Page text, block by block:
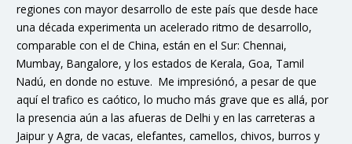
regiones con mayor desarrollo de este país que desde hace
una década experimenta un acelerado ritmo de desarrollo,
comparable con el de China, están en el Sur: Chennai,
Mumbay, Bangalore, y los estados de Kerala, Goa, Tamil
Nadú, en donde no estuve. Me impresiónó, a pesar de que
aquí el trafico es caótico, lo mucho más grave que es allá, por
la presencia aún a las afueras de Delhi y en las carreteras a
Jaipur y Agra, de vacas, elefantes, camellos, chivos, burros y